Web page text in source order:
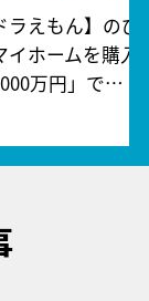
ラえもん】のび
イホームを購入
万円」で…